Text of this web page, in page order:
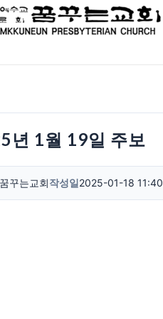
년 1월 19일 주보
꿈꾸는교회작성일2025-01-18 11:40